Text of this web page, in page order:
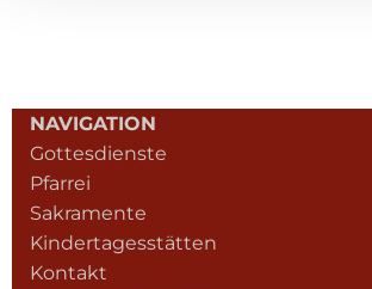
NAVIGATION
Gottesdienste
Pfarrei
Sakramente
Kindertagesstätten
Kontakt